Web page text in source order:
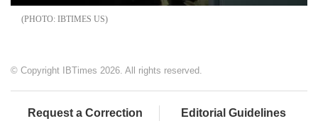
IBTIMES US
© Copyright IBTimes 2026. All rights reserved.
Request a Correction Editorial Guidelines